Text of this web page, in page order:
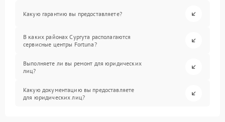
Какую гарантию вы предоставляете?
В каких районах Сургута располагаются
сервисные центры Fortuna?
Выполняете ли вы ремонт для юридических
лиц?
Какую документацию вы предоставляете
для юридических лиц?